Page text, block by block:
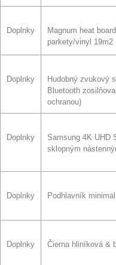
Doplnky
Magnum heat
parkety/vinyl 19m2
Doplnky
Hudobný zvukový
Bluetooth
ochranou)
Doplnky
Samsung 4K UHD
sklopným
Doplnky Podhlavník minimal
Doplnky Čierna hliníková &